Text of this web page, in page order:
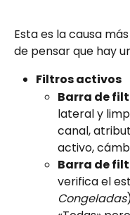
Esta es la causa
de pensar que hay
Filtros activos
Barra de
lateral y
canal,
activo,
Barra de
verifica el
Congeladas